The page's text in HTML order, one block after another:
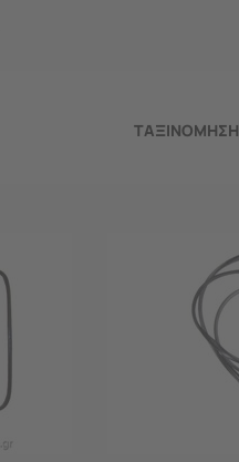
ΤΑΞΙΝΟΜΗΣΗ